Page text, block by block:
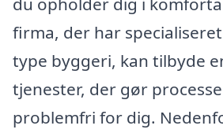
firma, der har
type byggeri, kan tilbyde
tjenester, der gør
problemfri for dig.